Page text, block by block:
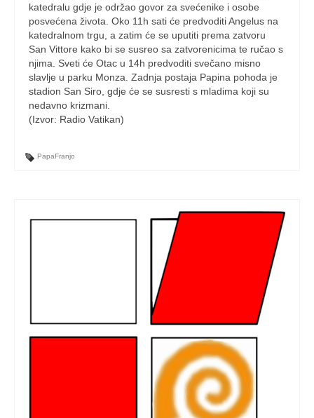
katedralu gdje je održao govor za svećenike i osobe
posvećena života. Oko 11h sati će predvoditi Angelus na
katedralnom trgu, a zatim će se uputiti prema zatvoru
San Vittore kako bi se susreo sa zatvorenicima te ručao s
njima. Sveti će Otac u 14h predvoditi svečano misno
slavlje u parku Monza. Zadnja postaja Papina pohoda je
stadion San Siro, gdje će se susresti s mladima koji su
nedavno krizmani.
(Izvor: Radio Vatikan)
PapaFranjo